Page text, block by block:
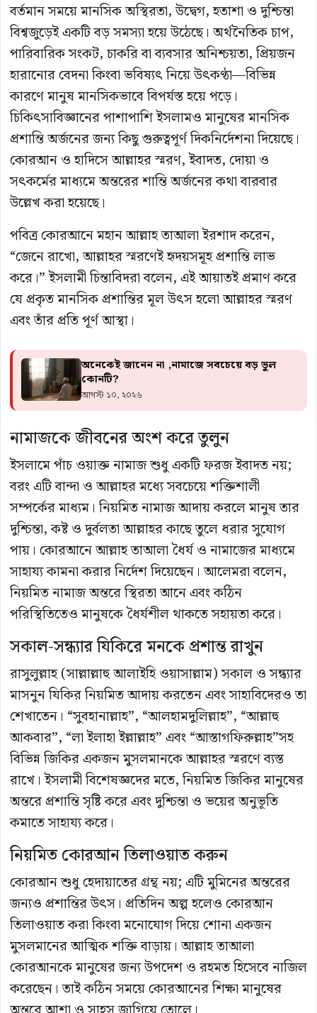
বর্তমান সময়ে মানসিক অস্থিরতা, উদ্বেগ, হতাশা ও দুশ্চিন্তা
বিশ্বজুড়েই একটি বড় সমস্যা হয়ে উঠেছে। অর্থনৈতিক চাপ,
পারিবারিক সংকট, চাকরি বা ব্যবসার অনিশ্চয়তা, প্রিয়জন
হারানোর বেদনা কিংবা ভবিষ্যৎ নিয়ে উৎকণ্ঠা—বিভিন্ন
কারণে মানুষ মানসিকভাবে বিপর্যস্ত হয়ে পড়ে।
চিকিৎসাবিজ্ঞানের পাশাপাশি ইসলামও মানুষের মানসিক
প্রশান্তি অর্জনের জন্য কিছু গুরুত্বপূর্ণ দিকনির্দেশনা দিয়েছে।
কোরআন ও হাদিসে আল্লাহর স্মরণ, ইবাদত, দোয়া ও
সৎকর্মের মাধ্যমে অন্তরের শান্তি অর্জনের কথা বারবার
উল্লেখ করা হয়েছে।
পবিত্র কোরআনে মহান আল্লাহ তাআলা ইরশাদ করেন,
“জেনে রাখো, আল্লাহর স্মরণেই হৃদয়সমূহ প্রশান্তি লাভ
করে।” ইসলামী চিন্তাবিদরা বলেন, এই আয়াতই প্রমাণ করে
যে প্রকৃত মানসিক প্রশান্তির মূল উৎস হলো আল্লাহর স্মরণ
এবং তাঁর প্রতি পূর্ণ আস্থা।
অনেকেই জানেন না ,নামাজে সবচেয়ে বড় ভুল
কোনটি?
আগস্ট ১০, ২০২৬
নামাজকে জীবনের অংশ করে তুলুন
ইসলামে পাঁচ ওয়াক্ত নামাজ শুধু একটি ফরজ ইবাদত নয়;
বরং এটি বান্দা ও আল্লাহর মধ্যে সবচেয়ে শক্তিশালী
সম্পর্কের মাধ্যম। নিয়মিত নামাজ আদায় করলে মানুষ তার
দুশ্চিন্তা, কষ্ট ও দুর্বলতা আল্লাহর কাছে তুলে ধরার সুযোগ
পায়। কোরআনে আল্লাহ তাআলা ধৈর্য ও নামাজের মাধ্যমে
সাহায্য কামনা করার নির্দেশ দিয়েছেন। আলেমরা বলেন,
নিয়মিত নামাজ অন্তরে স্থিরতা আনে এবং কঠিন
পরিস্থিতিতেও মানুষকে ধৈর্যশীল থাকতে সহায়তা করে।
সকাল-সন্ধ্যার যিকিরে মনকে প্রশান্ত রাখুন
রাসুলুল্লাহ (সাল্লাল্লাহু আলাইহি ওয়াসাল্লাম) সকাল ও সন্ধ্যার
মাসনুন যিকির নিয়মিত আদায় করতেন এবং সাহাবিদেরও তা
শেখাতেন। “সুবহানাল্লাহ”, “আলহামদুলিল্লাহ”, “আল্লাহু
আকবার”, “লা ইলাহা ইল্লাল্লাহ” এবং “আস্তাগফিরুল্লাহ”সহ
বিভিন্ন জিকির একজন মুসলমানকে আল্লাহর স্মরণে ব্যস্ত
রাখে। ইসলামী বিশেষজ্ঞদের মতে, নিয়মিত জিকির মানুষের
অন্তরে প্রশান্তি সৃষ্টি করে এবং দুশ্চিন্তা ও ভয়ের অনুভূতি
কমাতে সাহায্য করে।
নিয়মিত কোরআন তিলাওয়াত করুন
কোরআন শুধু হেদায়াতের গ্রন্থ নয়; এটি মুমিনের অন্তরের
জন্যও প্রশান্তির উৎস। প্রতিদিন অল্প হলেও কোরআন
তিলাওয়াত করা কিংবা মনোযোগ দিয়ে শোনা একজন
মুসলমানের আত্মিক শক্তি বাড়ায়। আল্লাহ তাআলা
কোরআনকে মানুষের জন্য উপদেশ ও রহমত হিসেবে নাজিল
করেছেন। তাই কঠিন সময়ে কোরআনের শিক্ষা মানুষের